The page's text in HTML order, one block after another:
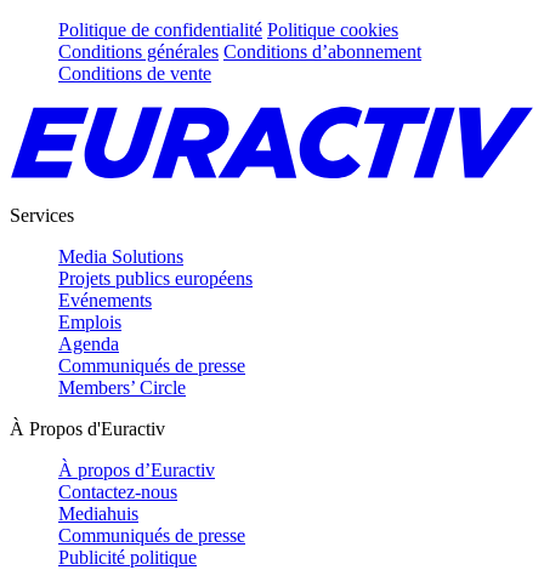
Politique de confidentialité Politique cookies
Conditions générales Conditions d’abonnement
Conditions de vente
Services
Media Solutions
Projets publics européens
Evénements
Emplois
Agenda
Communiqués de presse
Members’ Circle
À Propos d'Euractiv
À propos d’Euractiv
Contactez-nous
Mediahuis
Communiqués de presse
Publicité politique